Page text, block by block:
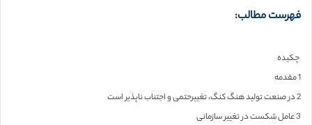
فهرست مطالب:
چکیده
1 مقدمه
2 در صنعت تولید هنگ کنگ، تغییرحتمی و اجتناب ناپذیر است
3 عامل شکست در تغییر سازمانی